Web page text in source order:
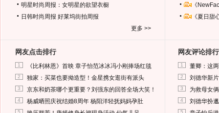
明星时尚周报：女明星的欲望衣橱
日韩时尚周报 好莱坞街拍周报
更多 >>
《
《夏日
网友点击排行
1 《比利林恩》首映 章子怡范冰冰冯小刚捧场红毯
2 独家：买菜也要拗造型！金星携女逛街有派头
3 京东和奶茶哪个更重要？刘强东的回答全场大笑！
4 杨威晒照庆祝结婚8周年 杨阳洋轻抚妈妈孕肚
5
网友评论排行
1 董卿：这
2 刘德华新
3 为救母女
4 刘德华扮
5